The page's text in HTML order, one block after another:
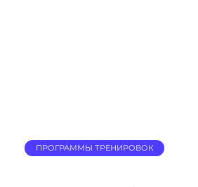
ПРОГРАММЫ ТРЕНИРОВОК